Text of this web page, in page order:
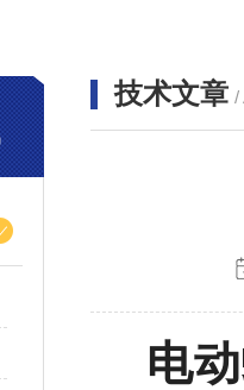
技术文章 /
电